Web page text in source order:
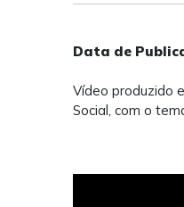
Data de
Vídeo produzido
Social, com o